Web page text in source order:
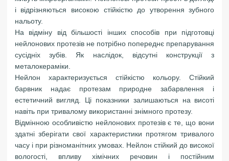
і відрізняються високою стійкістю до утворення зубного
нальоту.
На відміну від більшості інших способів при підготовці
нейлонових протезів не потрібно попереднє препарування
сусідніх зубів. Як наслідок, відсутні конструкції з
металокераміки.
Нейлон характеризується стійкістю кольору. Стійкий
барвник надає протезам природне забарвлення і
естетичний вигляд. Ці показники залишаються на висоті
навіть при тривалому використанні знімного протезу.
Відмінною особливістю нейлонових протезів є те, що вони
здатні зберігати свої характеристики протягом тривалого
часу і при різноманітних умовах. Нейлон стійкий до високої
вологості, впливу хімічних речовин і постійним